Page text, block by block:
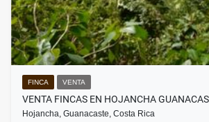
FINCA VENTA
VENTA FINCAS EN HOJANCHA
Hojancha, Guanacaste, Costa Rica